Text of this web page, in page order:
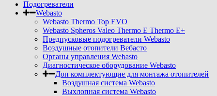
Подогреватели
Webasto
Webasto Thermo Top EVO
Webasto Spheros Valeo Thermo E Thermo E+
Предпусковые подогреватели Webasto
Воздушные отопители Вебасто
Органы управления Webasto
Диагностическое оборудование Webasto
Доп комплектующие для монтажа отопителей
Воздушная система Webasto
Выхлопная система Webasto